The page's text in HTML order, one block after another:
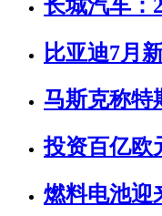
长城汽车：
比亚迪7月
马斯克称特
投资百亿欧
燃料电池迎